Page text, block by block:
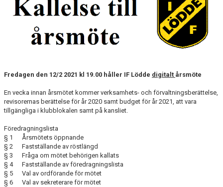
DOKUMENT
KLUBBSHOPEN
MEDLEMSFÖRMÅNER
Fredagen den 12/2 2021 kl 19.00 håller IF Lödde digitalt årsmöte
En vecka innan årsmötet kommer verksamhets- och förvaltningsberättelse,
revisorernas berättelse för år 2020 samt budget för år 2021, att vara
tillgängliga i klubblokalen samt på kansliet.
Föredragningslista
§ 1 Årsmötets öppnande
§ 2 Fastställande av röstlängd
§ 3 Fråga om mötet behörigen kallats
§ 4 Fastställande av föredragningslista
§ 5 Val av ordförande för mötet
§ 6 Val av sekreterare för mötet